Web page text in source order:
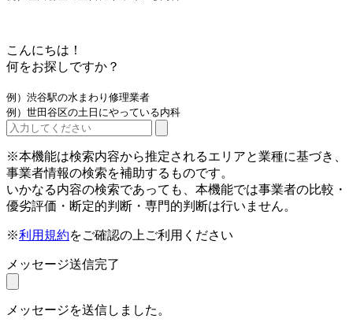
こんにちは！
何をお探しですか？
例）渋谷駅の水まわり修理業者
例）世田谷区の土日にやっている内科
※本機能は検索内容から推定されるエリアと業種に基づき、
事業者情報の検索を補助するものです。
いかなる内容の検索であっても、本機能では事業者の比較・
優劣評価・断定的判断・専門的判断は行いません。
※利用規約をご確認の上ご利用ください
メッセージ送信完了
メッセージを送信しました。